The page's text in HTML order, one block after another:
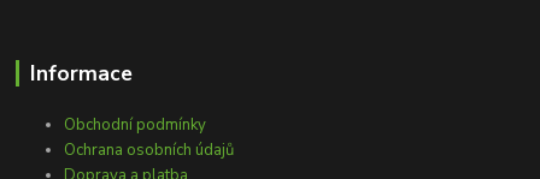
Informace
Obchodní podmínky
Ochrana osobních údajů